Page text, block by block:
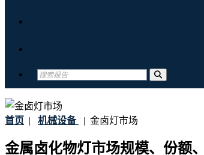
首页 | 机械设备 | 金卤灯市场
金属卤化物灯市场规模、份额